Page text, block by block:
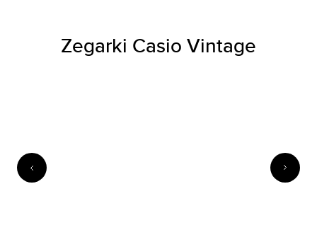
Zegarki Casio Vintage